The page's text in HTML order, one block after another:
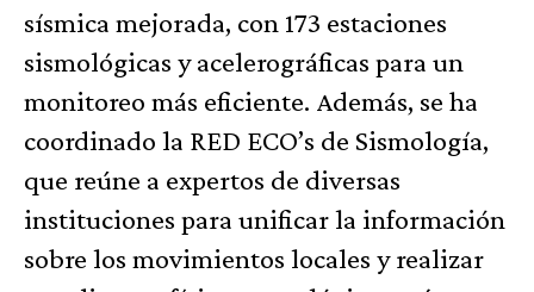
sísmica mejorada, con 173 estaciones
sismológicas y acelerográficas para un
monitoreo más eficiente. Además, se ha
coordinado la RED ECO’s de Sismología,
que reúne a expertos de diversas
instituciones para unificar la información
sobre los movimientos locales y realizar